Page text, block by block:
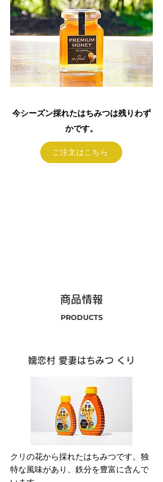
今シーズン採れたはちみつは残りわず
かです。
ご注文はこちら
商品情報
PRODUCTS
嬬恋村 愛妻はちみつ くり
クリの花から採れたはちみつです。独
特な風味があり、鉄分を豊富に含んで